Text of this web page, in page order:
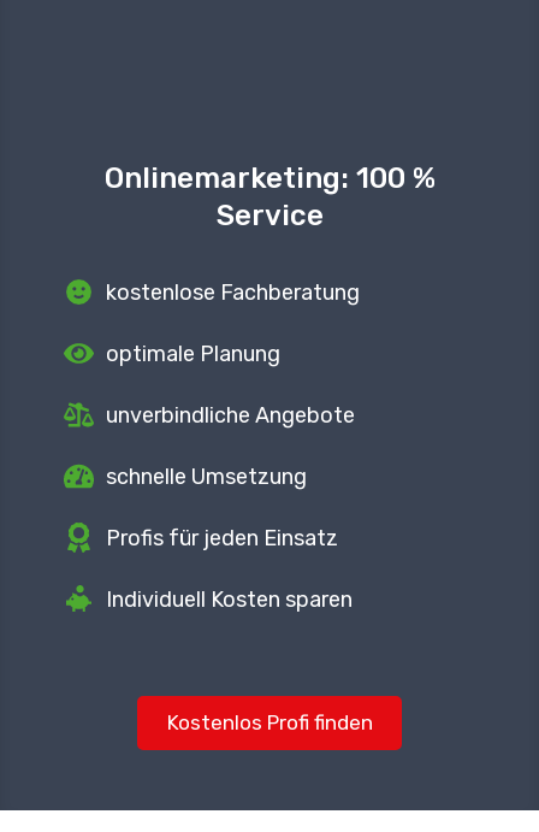
Onlinemarketing: 100 %
Service
kostenlose Fachberatung
optimale Planung
unverbindliche Angebote
schnelle Umsetzung
Profis für jeden Einsatz
Individuell Kosten sparen
Kostenlos Profi finden